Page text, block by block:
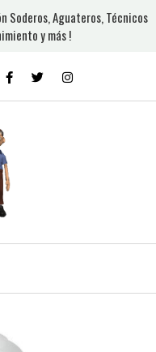
Soderos, Aguateros, Técnicos
y más !